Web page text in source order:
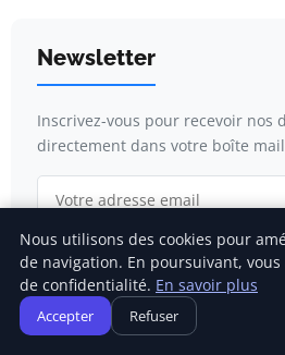
Newsletter
Inscrivez-vous pour recevoir nos
directement dans votre boîte
S'inscrire
Nous utilisons des cookies pour
de navigation. En poursuivant,
de confidentialité. En savoir plus
Accepter Refuser